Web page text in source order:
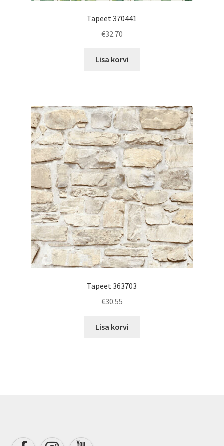
Tapeet 370441
€32.70
Lisa korvi
Tapeet 363703
€30.55
Lisa korvi